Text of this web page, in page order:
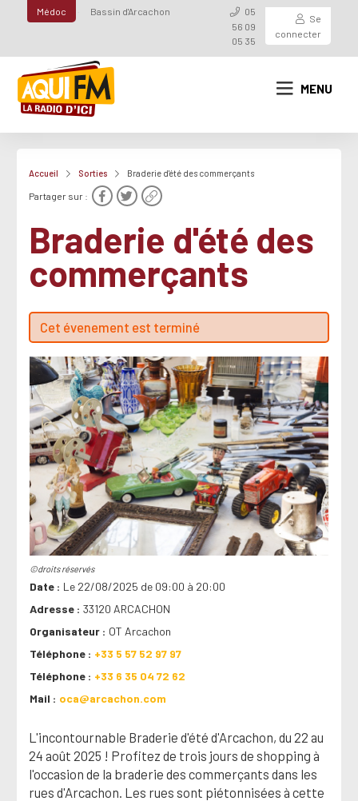
Médoc Bassin d'Arcachon
05
56 09
05 35
Se
connecter
MENU
Accueil Sorties Braderie d'été des commerçants
Partager sur :
Braderie d'été des
commerçants
Cet évenement est terminé
©droits réservés
Date
Le 22/08/2025 de 09:00 à 20:00
Adresse
33120 ARCACHON
Organisateur
OT Arcachon
Téléphone
+33 5 57 52 97 97
Téléphone
+33 6 35 04 72 62
Mail
oca@arcachon.com
L'incontournable Braderie d'été d'Arcachon, du 22 au
24 août 2025 ! Profitez de trois jours de shopping à
l'occasion de la braderie des commerçants dans les
rues d'Arcachon. Les rues sont piétonnisées à cette